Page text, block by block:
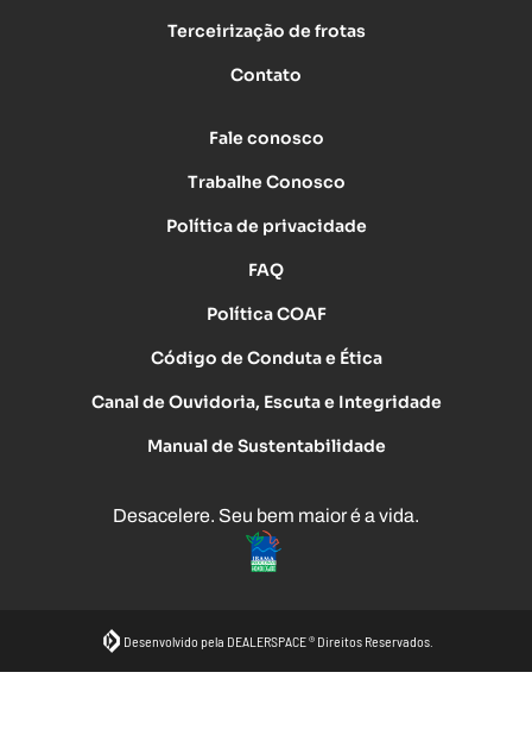
Terceirização de frotas
Contato
Fale conosco
Trabalhe Conosco
Política de privacidade
FAQ
Política COAF
Código de Conduta e Ética
Canal de Ouvidoria, Escuta e Integridade
Manual de Sustentabilidade
Desacelere. Seu bem maior é a vida.
Desenvolvido pela DEALERSPACE ® Direitos Reservados.